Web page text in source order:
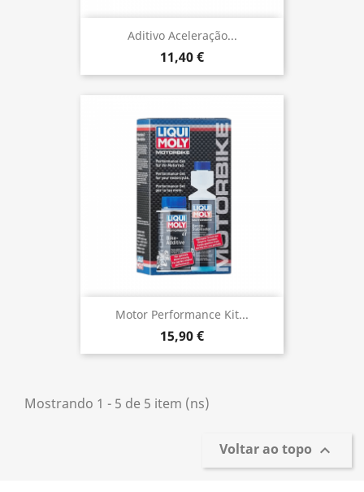
Aditivo Aceleração...
11,40 €
Motor Performance Kit...
15,90 €
Mostrando 1 - 5 de 5 item (ns)
Voltar ao topo 